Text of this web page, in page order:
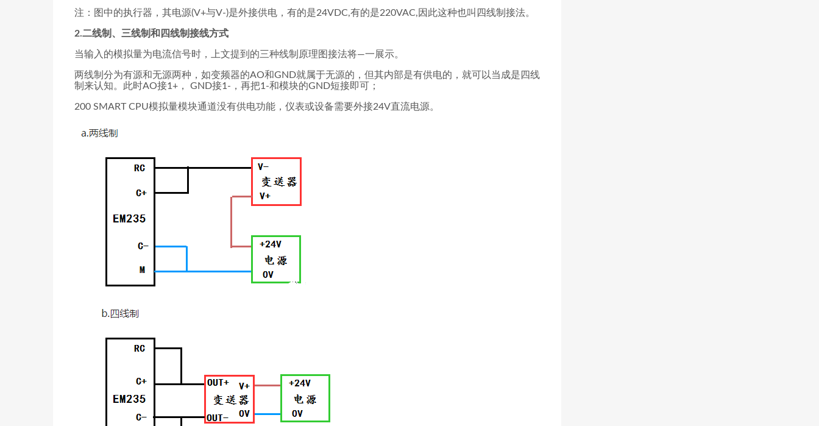
注：图中的执行器，其电源(V+与V-)是外接供电，有的是24VDC,有的是220VAC,因此这种也叫四线制接法。
2.二线制、三线制和四线制接线方式
当输入的模拟量为电流信号时，上文提到的三种线制原理图接法将—一展示。
两线制分为有源和无源两种，如变频器的AO和GND就属于无源的，但其内部是有供电的，就可以当成是四线
制来认知。此时AO接1+， GND接1-，再把1-和模块的GND短接即可；
200 SMART CPU模拟量模块通道没有供电功能，仪表或设备需要外接24V直流电源。